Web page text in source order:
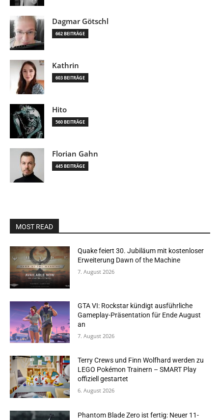
Dagmar Götschl
662 BEITRÄGE
Kathrin
603 BEITRÄGE
Hito
560 BEITRÄGE
Florian Gahn
445 BEITRÄGE
MOST READ
Quake feiert 30. Jubiläum mit kostenloser
Erweiterung Dawn of the Machine
7. August 2026
GTA VI: Rockstar kündigt ausführliche
Gameplay-Präsentation für Ende August
an
7. August 2026
Terry Crews und Finn Wolfhard werden zu
LEGO Pokémon Trainern – SMART Play
offiziell gestartet
6. August 2026
Phantom Blade Zero ist fertig: Neuer 11-